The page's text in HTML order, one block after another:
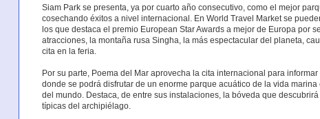
Siam Park se presenta, ya por cuarto año consecutivo, como el mejor
cosechando éxitos a nivel internacional. En World Travel Market se
los que destaca el premio European Star Awards a mejor de Europa por
atracciones, la montaña rusa Singha, la más espectacular del planeta,
cita en la feria.
Por su parte, Poema del Mar aprovecha la cita internacional para
donde se podrá disfrutar de un enorme parque acuático de la vida
del mundo. Destaca, de entre sus instalaciones, la bóveda que
típicas del archipiélago.